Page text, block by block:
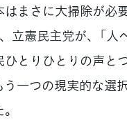
はまさに大掃除が必
立憲民主党が、「
ひとりひとりの声と
一つの現実的な選